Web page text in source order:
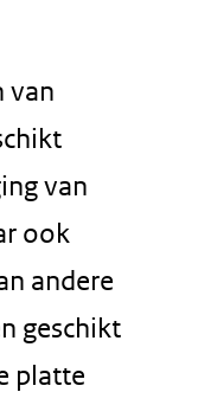
van
van
ook
andere
geschikt
platte